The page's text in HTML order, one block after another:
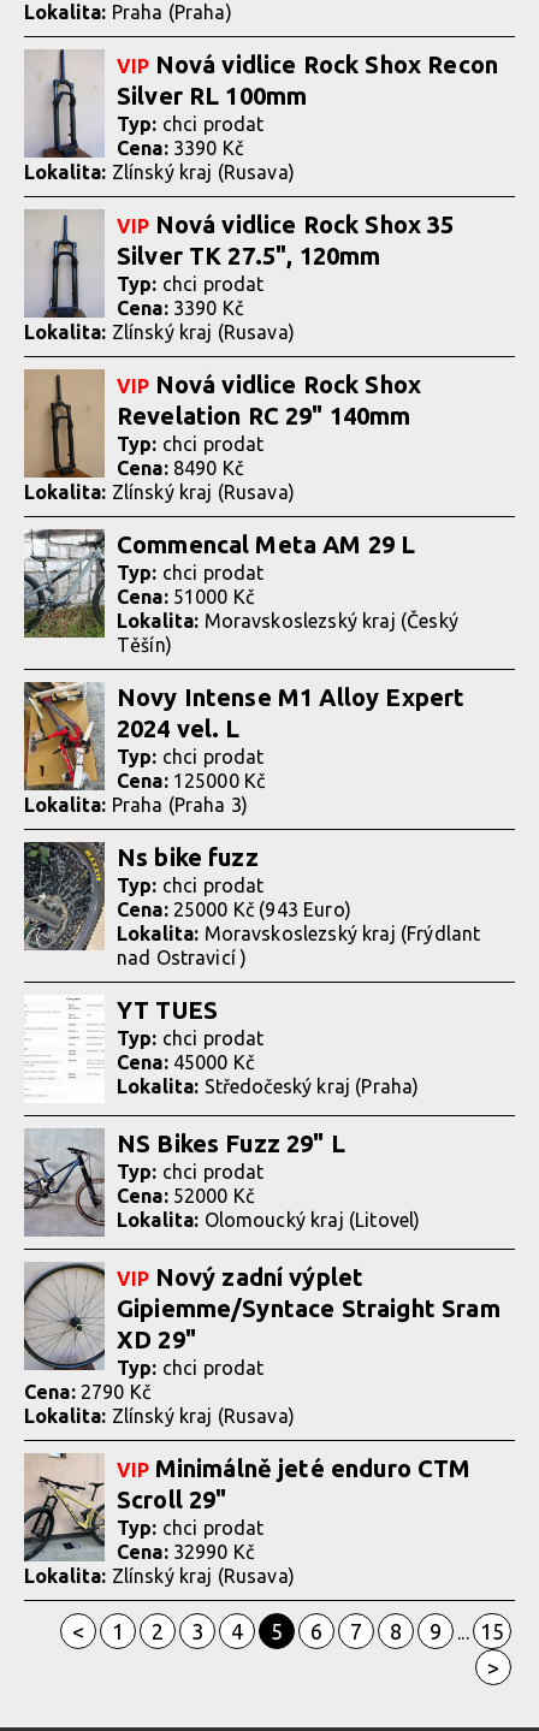
Lokalita: Praha (Praha)
VIP Nová vidlice Rock Shox Recon
Silver RL 100mm
Typ: chci prodat
Cena: 3390 Kč
Lokalita: Zlínský kraj (Rusava)
VIP Nová vidlice Rock Shox 35
Silver TK 27.5", 120mm
Typ: chci prodat
Cena: 3390 Kč
Lokalita: Zlínský kraj (Rusava)
VIP Nová vidlice Rock Shox
Revelation RC 29" 140mm
Typ: chci prodat
Cena: 8490 Kč
Lokalita: Zlínský kraj (Rusava)
Commencal Meta AM 29 L
Typ: chci prodat
Cena: 51000 Kč
Lokalita: Moravskoslezský kraj (Český
Těšín)
Novy Intense M1 Alloy Expert
2024 vel. L
Typ: chci prodat
Cena: 125000 Kč
Lokalita: Praha (Praha 3)
Ns bike fuzz
Typ: chci prodat
Cena: 25000 Kč (943 Euro)
Lokalita: Moravskoslezský kraj (Frýdlant
nad Ostravicí )
YT TUES
Typ: chci prodat
Cena: 45000 Kč
Lokalita: Středočeský kraj (Praha)
NS Bikes Fuzz 29" L
Typ: chci prodat
Cena: 52000 Kč
Lokalita: Olomoucký kraj (Litovel)
VIP Nový zadní výplet
Gipiemme/Syntace Straight Sram
XD 29"
Typ: chci prodat
Cena: 2790 Kč
Lokalita: Zlínský kraj (Rusava)
VIP Minimálně jeté enduro CTM
Scroll 29"
Typ: chci prodat
Cena: 32990 Kč
Lokalita: Zlínský kraj (Rusava)
< 1 2 3 4 5 6 7 8 9 ... 15
>